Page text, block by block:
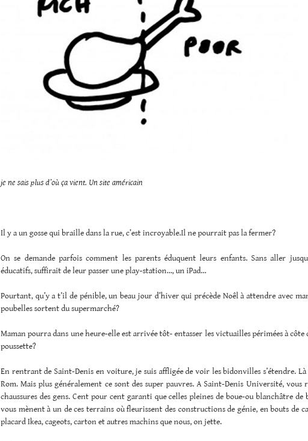
je ne sais plus d’où ça vient. Un site américain
Il y a un gosse qui braille dans la rue, c’est incroyable.Il ne pourrait pas la fermer?
On se demande parfois comment les parents éduquent leurs enfants. Sans aller
éducatifs, suffirait de leur passer une play-station…, un iPad…
Pourtant, qu’y a t’il de pénible, un beau jour d’hiver qui précède Noêl à attendre avec
poubelles sortent du supermarché?
Maman pourra dans une heure-elle est arrivée tôt- entasser les victuailles périmées à côte
poussette?
En rentrant de Saint-Denis en voiture, je suis affligée de voir les bidonvilles s’étendre. Là
Rom. Mais plus généralement ce sont des super pauvres. A Saint-Denis Université, vous
chaussures des gens. Cent pour cent garanti que celles pleines de boue-ou blanchâtre de
vous mènent à un de ces terrains où fleurissent des constructions de génie, en bouts de
placard Ikea, cageots, carton et autres machins que nous, on jette.